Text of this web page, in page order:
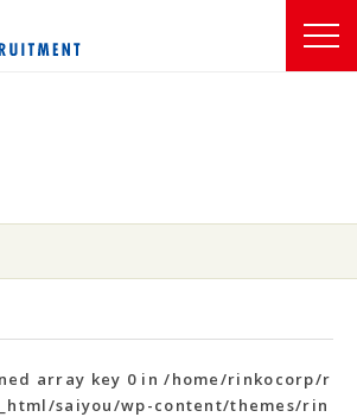
array key 0 in/home/rinkocorp/r
saiyou/wp-content/themes/rin